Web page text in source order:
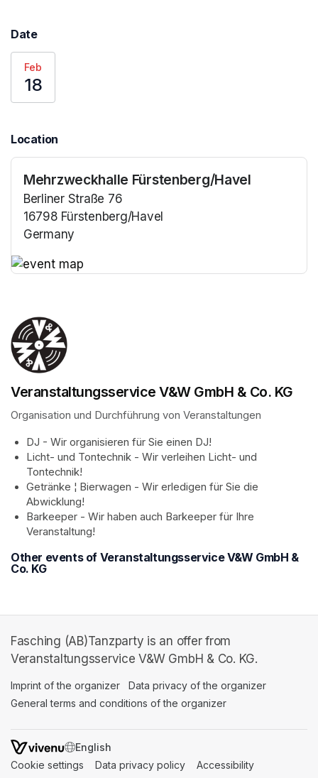
Date
Feb
18
Location
Mehrzweckhalle Fürstenberg/Havel
Berliner Straße 76
16798 Fürstenberg/Havel
Germany
Veranstaltungsservice V&W GmbH & Co. KG
Organisation und Durchführung von Veranstaltungen
DJ - Wir organisieren für Sie einen DJ!
Licht- und Tontechnik - Wir verleihen Licht- und
Tontechnik!
Getränke ¦ Bierwagen - Wir erledigen für Sie die
Abwicklung!
Barkeeper - Wir haben auch Barkeeper für Ihre
Veranstaltung!
Other events of Veranstaltungsservice V&W GmbH &
Co. KG
Fasching (AB)Tanzparty is an offer from
Veranstaltungsservice V&W GmbH & Co. KG.
Imprint of the organizer (opens in a new tab)
Data privacy of the organizer
General terms and conditions of the organizer
SWITCH LANGUAGE
Cookie settings (opens in a new tab)
Data privacy policy (opens in a new tab)
Accessibility